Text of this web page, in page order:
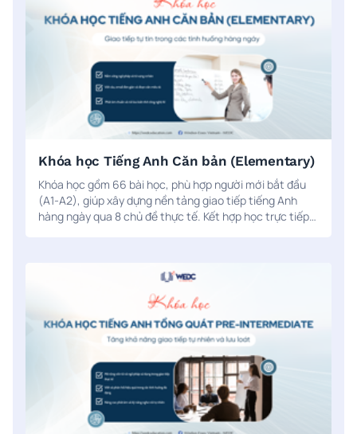
Khóa học Tiếng Anh Căn bản (Elementary)
Khóa học gồm 66 bài học, phù hợp người mới bắt đầu
(A1-A2), giúp xây dựng nền tảng giao tiếp tiếng Anh
hàng ngày qua 8 chủ đề thực tế. Kết hợp học trực tiếp